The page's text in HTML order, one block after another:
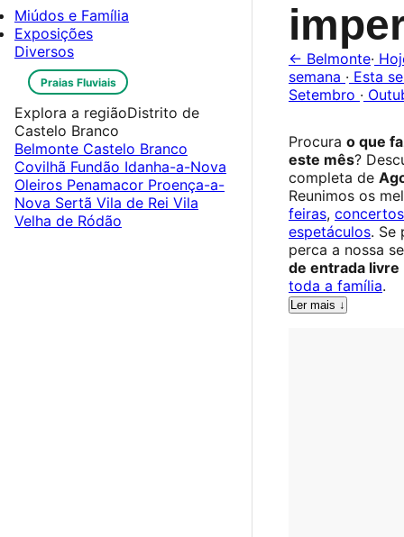
← Belmonte·
semana · Esta
Setembro ·
Procura o que
este mês?
completa de
Reunimos os
feiras, concertos
espetáculos. Se
perca a nossa
de entrada livre
toda a família.
Ler mais ↓
Miúdos e Família
Exposições
Diversos
Praias Fluviais
Explora a regiãoDistrito de
Castelo Branco
Belmonte Castelo Branco
Covilhã Fundão Idanha-a-Nova
Oleiros Penamacor Proença-a-
Nova Sertã Vila de Rei Vila
Velha de Ródão